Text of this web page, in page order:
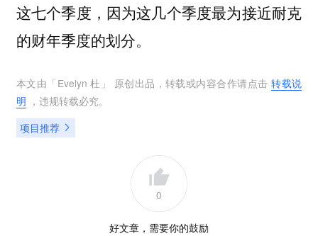
这七个季度，因为这几个季度最为接近耐克
的财年季度的划分。
本文由「 Evelyn 杜 」 原创出品，转载或内容合作请点击转载说
明 ，违规转载必究。
项目推荐
0
好文章，需要你的鼓励